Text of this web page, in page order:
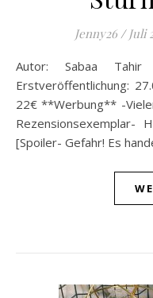
Jenny26 / Juli
Autor: Sabaa Tahir Verlag: One Verlag Datum
Erstveröffentlichung:
22€ **Werbung** -
Rezensionsexemplar-
[Spoiler- Gefahr! Es